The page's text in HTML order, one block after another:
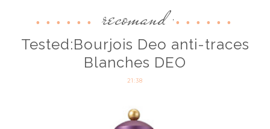
recomand ,
Tested:Bourjois Deo anti-traces
Blanches DEO
21:38